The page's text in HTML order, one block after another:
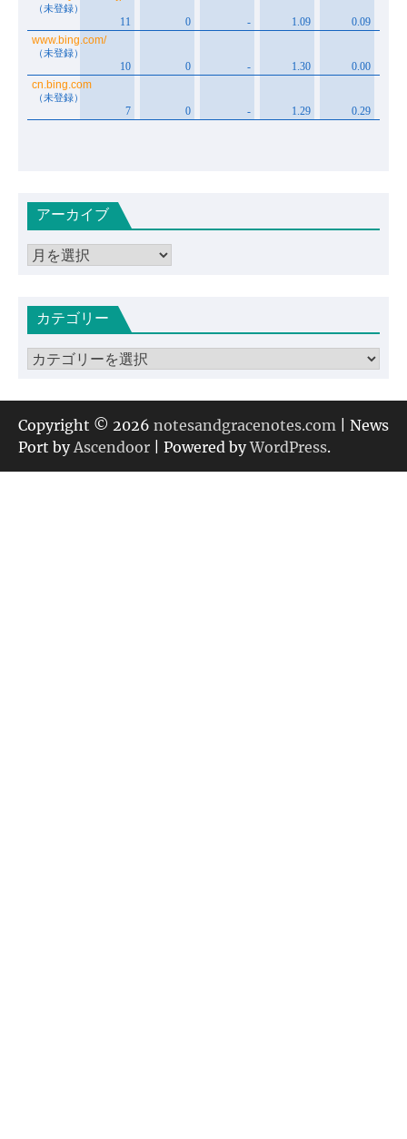
アーカイブ
ア
イカテゴリー
カ
ゴ
リ
ー
Copyright © 2026 notesandgracenotes.com | News
Port byAscendoor | Powered byWordPress.